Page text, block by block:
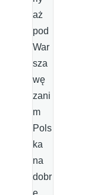
aż
pod
War
sza
wę
zani
m
Pols
ka
na
dobr
e